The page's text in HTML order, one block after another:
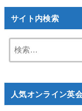
サイト内検索
人気オンライン英